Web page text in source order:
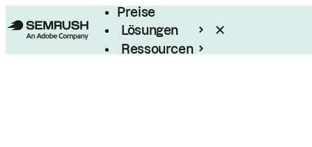
Preise
Lösungen
Ressourcen